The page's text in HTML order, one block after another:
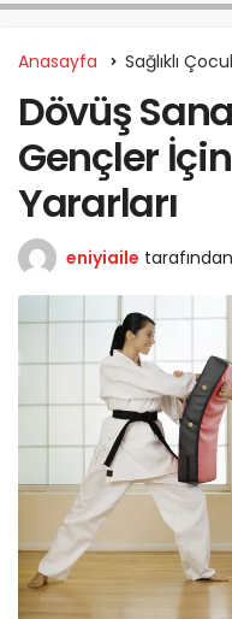
Anasayfa Sağlıklı
Dövüş
Gençler
Yararları
eniyiaile tarafından